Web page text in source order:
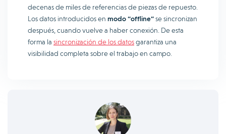
decenas de miles de referencias de piezas de repuesto.
Los datos introducidos en modo “offline”se sincronizan
después, cuando vuelve a haber conexión. De esta
forma la sincronización de los datosgarantiza una
visibilidad completa sobre el trabajo en campo.